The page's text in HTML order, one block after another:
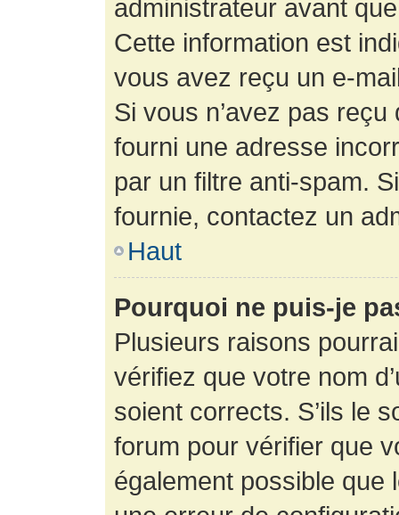
administrateur avant
Cette information est
vous avez reçu un e-
Si vous n’avez pas
fourni une adresse
par un filtre anti-spam.
fournie, contactez un
Haut
Pourquoi ne puis-je
Plusieurs raisons
vérifiez que votre nom
soient corrects. S’ils le
forum pour vérifier que
également possible que